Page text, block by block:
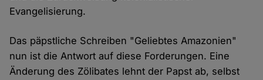
Evangelisierung.
Das päpstliche Schreiben "Geliebtes Amazonien"
nun ist die Antwort auf diese Forderungen. Eine
Änderung des Zölibates lehnt der Papst ab, selbst